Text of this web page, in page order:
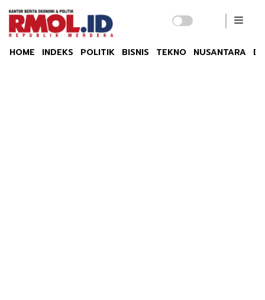
HOME INDEKS POLITIK BISNIS TEKNO NUSANTARA